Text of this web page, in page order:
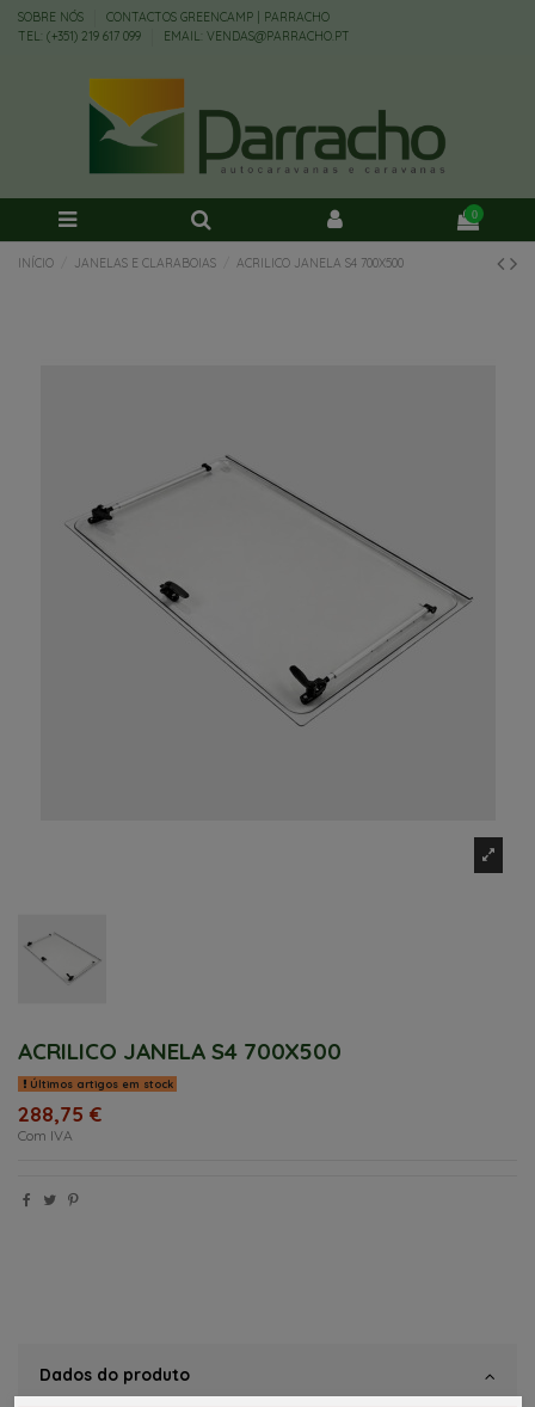
SOBRE NÓS
CONTACTOS GREENCAMP | PARRACHO
TEL: (+351) 219 617 099
EMAIL: VENDAS@PARRACHO.PT
0
INÍCIO JANELAS E CLARABOIAS ACRILICO JANELA S4 700X500
ACRILICO JANELA S4 700X500
Últimos artigos em stock
288,75 €
Com IVA
Dados do produto